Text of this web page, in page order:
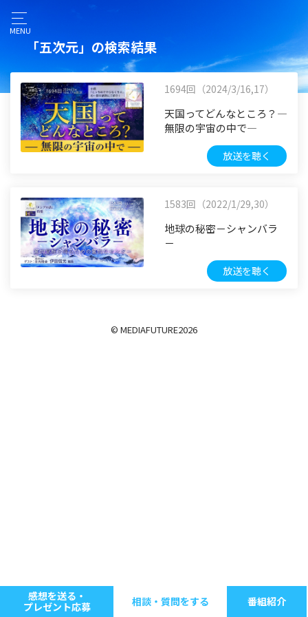
MENU
「五次元」の検索結果
1694回（2024/3/16,17）
天国ってどんなところ？―
無限の宇宙の中で―
放送を聴く
1583回（2022/1/29,30）
地球の秘密－シャンバラ
－
放送を聴く
© MEDIAFUTURE2026
感想を送る・
プレゼント応募
相談・質問をする 番組紹介